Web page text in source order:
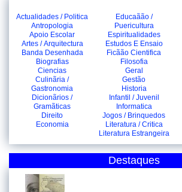
Actualidades / Politica
Antropologia
Apoio Escolar
Artes / Arquitectura
Banda Desenhada
Biografias
Ciencias
Culinãria /
Gastronomia
Dicionãrios /
Gramãticas
Direito
Economia
Educaãão /
Puericultura
Espiritualidades
Estudos E Ensaio
Ficãão Cientifica
Filosofia
Geral
Gestão
Historia
Infantil / Juvenil
Informatica
Jogos / Brinquedos
Literatura / Critica
Literatura Estrangeira
Destaques